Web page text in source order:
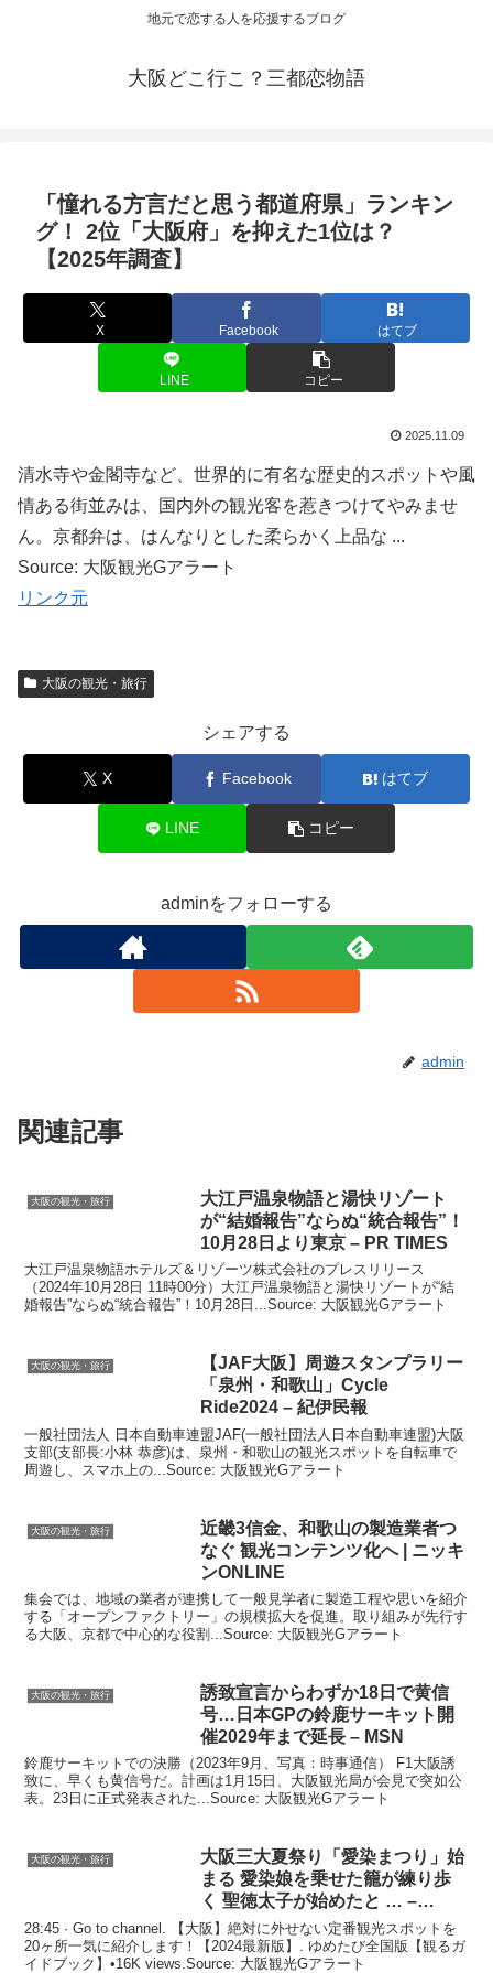
地元で恋する人を応援するブログ
大阪どこ行こ？三都恋物語
「憧れる方言だと思う都道府県」ランキン
グ！ 2位「 大阪府」を抑えた1位は？
【2025年調査】
X Facebook はてブ
LINE コピー
2025.11.09
清水寺や金閣寺など、世界的に有名な歴史的スポットや風
情ある街並みは、国内外の観光客を惹きつけてやみませ
ん。京都弁は、はんなりとした柔らかく上品な ...
Source: 大阪観光Gアラート
リンク元
大阪の観光・旅行
シェアする
X Facebook はてブ
LINE コピー
adminをフォローする
admin
関連記事
大阪の観光・旅行
大江戸温泉物語と湯快リゾート
が“結婚報告”ならぬ“統合報告”！
10月28日より東京 – PR TIMES
大江戸温泉物語ホテルズ＆リゾーツ株式会社のプレスリリース
（2024年10月28日 11時00分）大江戸温泉物語と湯快リゾートが“結
婚報告”ならぬ“統合報告”！10月28日...Source: 大阪観光Gアラート
大阪の観光・旅行 【JAF大阪 】周遊スタンプラリー
「泉州・和歌山」Cycle
Ride2024 – 紀伊民報
一般社団法人 日本自動車連盟JAF(一般社団法人日本自動車連盟)大阪
支部(支部長:小林 恭彦)は、泉州・和歌山の観光スポットを自転車で
周遊し、スマホ上の...Source: 大阪観光Gアラート
大阪の観光・旅行
近畿3信金、和歌山の製造業者つ
なぐ観光コンテンツ化へ | ニッキ
ンONLINE
集会では、地域の業者が連携して一般見学者に製造工程や思いを紹介
する「オープンファクトリー」の規模拡大を促進。取り組みが先行す
る大阪、京都で中心的な役割...Source: 大阪観光Gアラート
大阪の観光・旅行
誘致宣言からわずか18日で黄信
号…日本GPの鈴鹿サーキット開
催2029年まで延長 – MSN
鈴鹿サーキットでの決勝（2023年9月、写真：時事通信） F1大阪誘
致に、早くも黄信号だ。計画は1月15日、大阪観光局が会見で突如公
表。23日に正式発表された...Source: 大阪観光Gアラート
大阪の観光・旅行 大阪三大夏祭り「愛染まつり」始
まる 愛染娘を乗せた籠が練り歩
く 聖徳太子が始めたと … –
YouTube
28:45 · Go to channel. 【大阪】絶対に外せない定番観光スポットを
20ヶ所一気に紹介します！【2024最新版】. ゆめたび全国版【観るガ
イドブック】•16K views.Source: 大阪観光Gアラート